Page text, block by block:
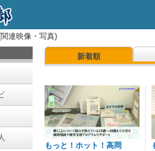
連映像・写真)
新着順
もっと！ホット！高岡